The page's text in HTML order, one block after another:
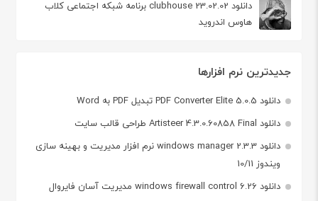
دانلود clubhouse 23.02.02 برنامه شبکه اجتماعی کلاب
هاوس اندروید
جدیدترین نرم افزارها
دانلود PDF Converter Elite 5.0.5 تبدیل PDF به Word
دانلود Artisteer 4.3.0.60858 Final طراحی قالب سایت
دانلود windows manager 2.3.3 نرم افزار مدیریت و بهینه سازی
ویندوز 10/11
دانلود windows firewall control 6.26 مدیریت آسان فایروال